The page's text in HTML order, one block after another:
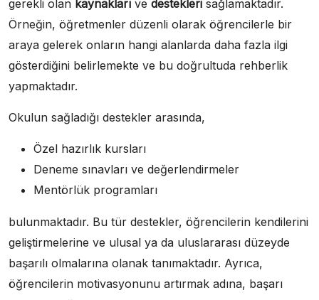
gerekli olan kaynakları ve destekleri sağlamaktadır.
Örneğin, öğretmenler düzenli olarak öğrencilerle bir
araya gelerek onların hangi alanlarda daha fazla ilgi
gösterdiğini belirlemekte ve bu doğrultuda rehberlik
yapmaktadır.
Okulun sağladığı destekler arasında,
Özel hazırlık kursları
Deneme sınavları ve değerlendirmeler
Mentörlük programları
bulunmaktadır. Bu tür destekler, öğrencilerin kendilerini
geliştirmelerine ve ulusal ya da uluslararası düzeyde
başarılı olmalarına olanak tanımaktadır. Ayrıca,
öğrencilerin motivasyonunu artırmak adına, başarı